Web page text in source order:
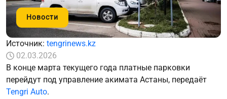
Новости
Источник: tengrinews.kz
02.03.2026
В конце марта текущего года платные парковки
перейдут под управление акимата Астаны, передаёт
Tengri Auto.